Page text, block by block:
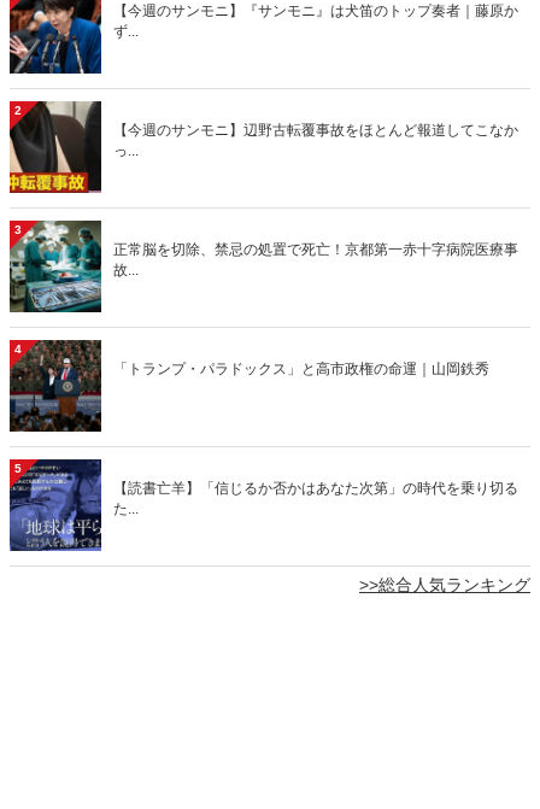
【今週のサンモニ】『サンモニ』は犬笛のトップ奏者｜藤原か
ず...
2
【今週のサンモニ】辺野古転覆事故をほとんど報道してこなか
っ...
3
正常脳を切除、禁忌の処置で死亡！京都第一赤十字病院医療事
故...
4
「トランプ・パラドックス」と高市政権の命運｜山岡鉄秀
5
【読書亡羊】「信じるか否かはあなた次第」の時代を乗り切る
た...
>>総合人気ランキング